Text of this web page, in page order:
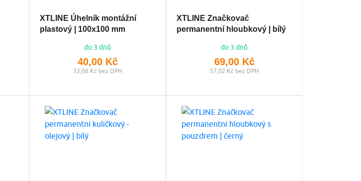
XTLINE Úhelník montážní
plastový | 100x100 mm
do 3 dnů
40,00 Kč
33,06 Kč bez DPH
XTLINE Značkovač
permanentní hloubkový | bílý
do 3 dnů
69,00 Kč
57,02 Kč bez DPH